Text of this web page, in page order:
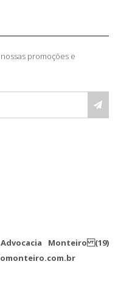
promoções e
Monteiro (19)